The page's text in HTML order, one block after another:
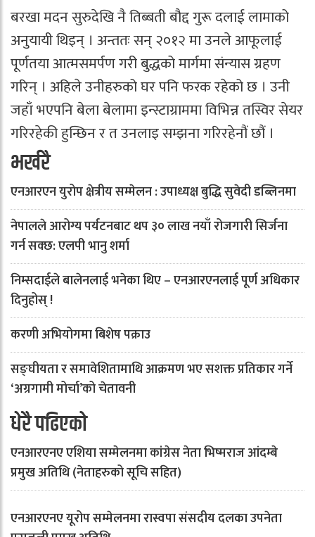
बरखा मदन सुरुदेखि नै तिब्बती बौद्द गुरू दलाई लामाको
अनुयायी थिइन् । अन्ततः सन् २०१२ मा उनले आफूलाई
पूर्णतया आत्मसमर्पण गरी बुद्धको मार्गमा संन्यास ग्रहण
गरिन् । अहिले उनीहरुको घर पनि फरक रहेको छ । उनी
जहाँ भएपनि बेला बेलामा इन्स्टाग्राममा विभिन्न तस्विर सेयर
गरिरहेकी हुन्छिन र त उनलाइ सम्झना गरिरहेनौं छौं ।
भर्खरै
एनआरएन युरोप क्षेत्रीय सम्मेलन : उपाध्यक्ष बुद्धि सुवेदी डब्लिनमा
नेपालले आरोग्य पर्यटनबाट थप ३० लाख नयाँ रोजगारी सिर्जना
गर्न सक्छ: एलपी भानु शर्मा
निम्सदाईले बालेनलाई भनेका थिए – एनआरएनलाई पूर्ण अधिकार
दिनुहोस् !
करणी अभियोगमा बिशेष पक्राउ
सङ्घीयता र समावेशितामाथि आक्रमण भए सशक्त प्रतिकार गर्ने
‘अग्रगामी मोर्चा’को चेतावनी
धेरै पढिएको
एनआरएनए एशिया सम्मेलनमा कांग्रेस नेता भिष्मराज आंदम्बे
प्रमुख अतिथि (नेताहरुको सूचि सहित)
एनआरएनए यूरोप सम्मेलनमा रास्वपा संसदीय दलका उपनेता